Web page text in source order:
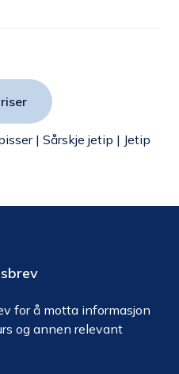
| Sårskje jetip | Jetip
for å motta informasjon
og annen relevant